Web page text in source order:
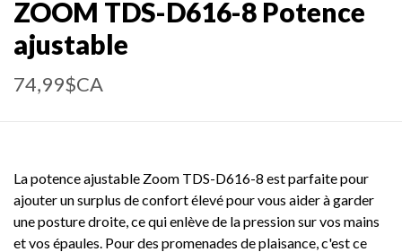
ZOOM TDS-D616-8 Potence
ajustable
74,99$CA
La potence ajustable Zoom TDS-D616-8 est parfaite pour
ajouter un surplus de confort élevé pour vous aider à garder
une posture droite, ce qui enlève de la pression sur vos mains
et vos épaules. Pour des promenades de plaisance, c'est ce